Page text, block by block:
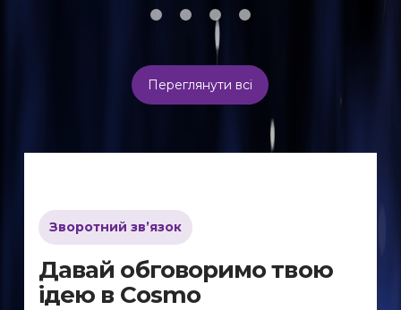
Переглянути всі
Зворотний зв’язок
Давай обговоримо твою
ідею в Cosmo